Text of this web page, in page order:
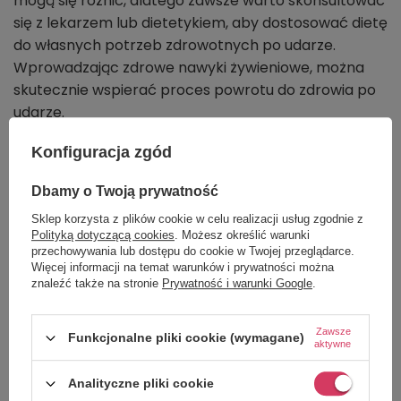
się z lekarzem lub dietetykiem, aby dostosować dietę
do własnych potrzeb zdrowotnych po udarze.
Wprowadzając zdrowe nawyki żywieniowe, można
skutecznie wspierać proces powrotu do zdrowia po
udarze.
Czy istnieją suplementy po udarze
pomocne w powrocie do zdrowia?
Jakie korzyści niesie ze sobą
suplementacja Nutrego po udarze
mózgu?
niedożywienie, co wpływa negatywnie na proces
rekonwalescencji. Właściwa dieta odgrywa kluczową
rolę w zapewnieniu niezbędnych składników
Konfiguracja zgód
Dbamy o Twoją prywatność
Sklep korzysta z plików cookie w celu realizacji usług zgodnie z
Polityką dotyczącą cookies. Możesz określić warunki
przechowywania lub dostępu do cookie w Twojej przeglądarce.
Więcej informacji na temat warunków i prywatności można
znaleźć także na stronie Prywatność i warunki Google.
Funkcjonalne pliki cookie (wymagane)
Zawsze
aktywne
Analityczne pliki cookie